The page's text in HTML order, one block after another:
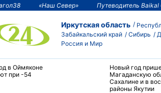
«Наш Север» Путеводитель Baikal
Иркутская область
Забайкальский край
Сибирь
Россия и Мир
в Оймяконе
при -54
Новый год
Магаданскую
Сахалине и в
районы Якутии